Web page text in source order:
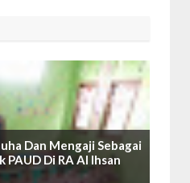
Dan Mengaji Sebagai
Di RA Al Ihsan